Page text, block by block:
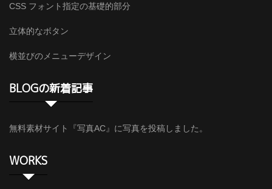
CSS フォント指定の基礎的部分
立体的なボタン
横並びのメニューデザイン
BLOGの新着記事
無料素材サイト『写真AC』に写真を投稿しました。
WORKS